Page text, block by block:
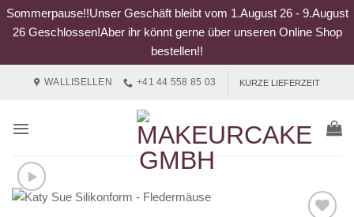
Sommerpause!!Unser Geschäft bleibt vom 1.August 26 - 9.August
26 Geschlossen!Aber ihr könnt gerne über unseren Online Shop
bestellen!!
WALLISELLEN +41 44 558 85 03 KURZE LIEFERZEIT